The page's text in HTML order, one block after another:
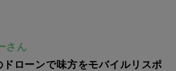
さん
ローンで味方をモバイルリスポ